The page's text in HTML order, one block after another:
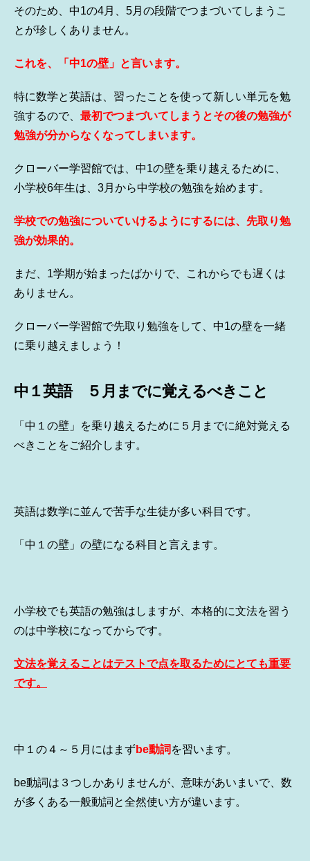
そのため、中1の4月、5月の段階でつまづいてしまうこ
とが珍しくありません。
これを、「中1の壁」と言います。
特に数学と英語は、習ったことを使って新しい単元を勉
強するので、 最初でつまづいてしまうとその後の勉強が
勉強が分からなくなってしまいます。
クローバー学習館では、中1の壁を乗り越えるために、
小学校6年生は、3月から中学校の勉強を始めます。
学校での勉強についていけるようにするには、先取り勉
強が効果的。
まだ、1学期が始まったばかりで、これからでも遅くは
ありません。
クローバー学習館で先取り勉強をして、中1の壁を一緒
に乗り越えましょう！
中１英語 ５月までに覚えるべきこと
「中１の壁」を乗り越えるために５月までに絶対覚える
べきことをご紹介します。
英語は数学に並んで苦手な生徒が多い科目です。
「中１の壁」の壁になる科目と言えます。
小学校でも英語の勉強はしますが、本格的に文法を習う
のは中学校になってからです。
文法を覚えることはテストで点を取るためにとても重要
です。
中１の４～５月にはまずbe動詞 を習います。
be動詞は３つしかありませんが、意味があいまいで、数
が多くある一般動詞と全然使い方が違います。